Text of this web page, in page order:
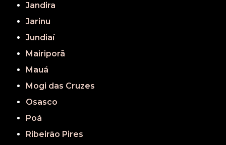
Jandira
Jarinu
Jundiaí
Mairiporã
Mauá
Mogi das Cruzes
Osasco
Poá
Ribeirão Pires